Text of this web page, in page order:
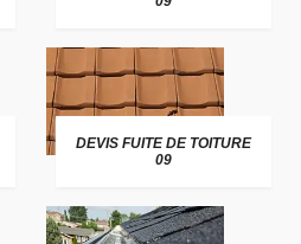
DEVIS FUITE DE TOITURE
09